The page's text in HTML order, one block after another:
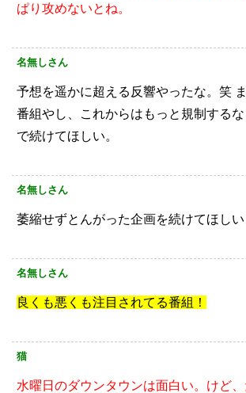
ぱり攻めないとね。
名無しさん
予想を遥かに超える反響やったな。笑
番組やし、これからはもっと規制する
で続けてほしい。
名無しさん
萎縮せずとんがった企画を続けてほしい
名無しさん
良くも悪くも注目されてる番組！
猫
水曜日のダウンタウンは面白い。けど